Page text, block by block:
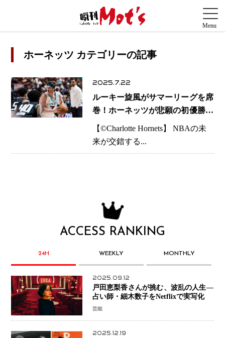
ホーネッツ カテゴリーの記事
2025.7.22
ルーキー旋風がサマーリーグを席
巻！ホーネッツが悲願の初優勝、
ドラフト4位・カニップルが英雄
に
【©️Charlotte Hornets】 NBAの未
来が交錯する...
ACCESS RANKING
24H WEEKLY MONTHLY
2025.09.12
戸田恵梨香さんが挑む、波乱の人生―
占い師・細木数子をNetflixで実写化
芸能
2025.12.19